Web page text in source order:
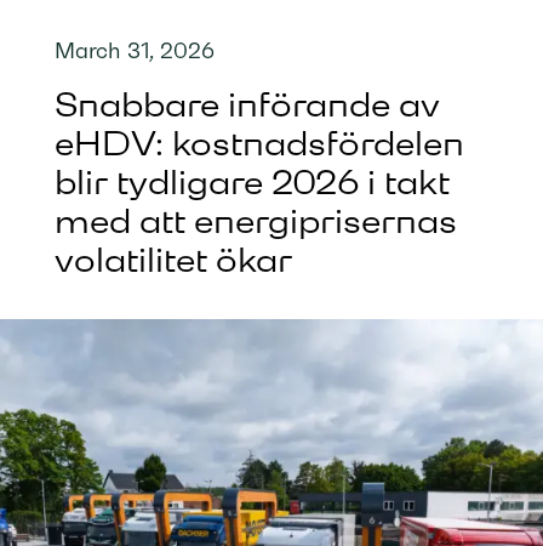
Resurser
Företag
March 31, 2026
Snabbare införande av
eHDV: kostnadsfördelen
blir tydligare 2026 i takt
med att energiprisernas
volatilitet ökar